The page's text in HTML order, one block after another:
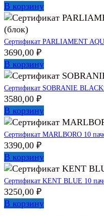
В корзину
Сертификат PARLIAMENT
3690,00 ₽
В корзину
Сертификат SOBRANIE
3580,00 ₽
В корзину
Сертификат MARLBORO 10
3390,00 ₽
В корзину
Сертификат KENT BLUE 10
3250,00 ₽
В корзину